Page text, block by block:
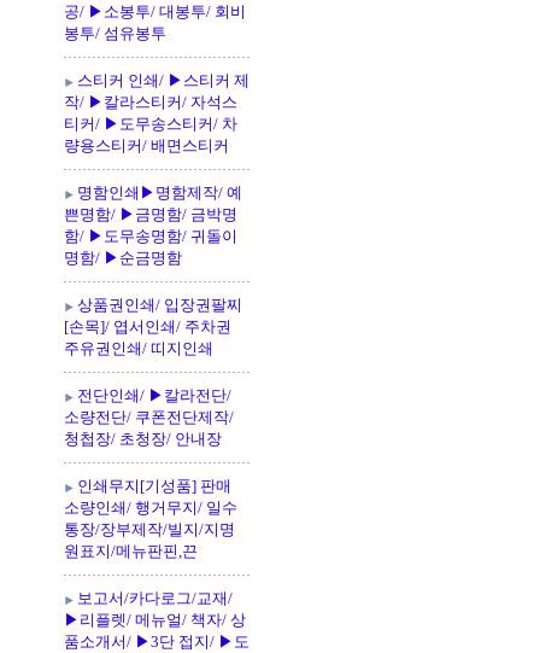
공/ ▶소봉투/ 대봉투/ 회비
봉투/ 섬유봉투
스티커 인쇄/ ▶스티커 제
작/ ▶칼라스티커/ 자석스
티커/ ▶도무송스티커/ 차
량용스티커/ 배면스티커
명함인쇄▶명함제작/ 예
쁜명함/ ▶금명함/ 금박명
함/ ▶도무송명함/ 귀돌이
명함/ ▶순금명함
상품권인쇄/ 입장권팔찌
[손목]/ 엽서인쇄/ 주차권
주유권인쇄/ 띠지인쇄
전단인쇄/ ▶칼라전단/
소량전단/ 쿠폰전단제작/
청첩장/ 초청장/ 안내장
인쇄무지[기성품] 판매
소량인쇄/ 행거무지/ 일수
통장/장부제작/빌지/지명
원표지/메뉴판핀,끈
보고서/카다로그/교재/
▶리플렛/ 메뉴얼/ 책자/ 상
품소개서/ ▶3단 접지/ ▶도